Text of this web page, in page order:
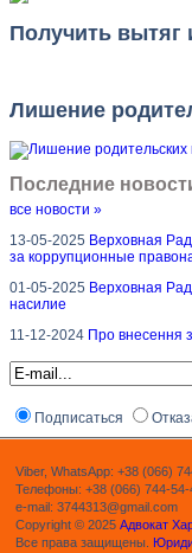
Получить вытяг
Лишение
Последние
все новости »
13-05-2025 Верховная
за коррупционные
01-05-2025 Верховная
насилие
11-12-2024 Про внесення
Подписаться
Viber, WhatsApp: +38 (066)
Телефоны: +38 (066) 744-
e-mail: 3744313@gmail.com
Copyright © 2025 Адвокат
Все права защищены.